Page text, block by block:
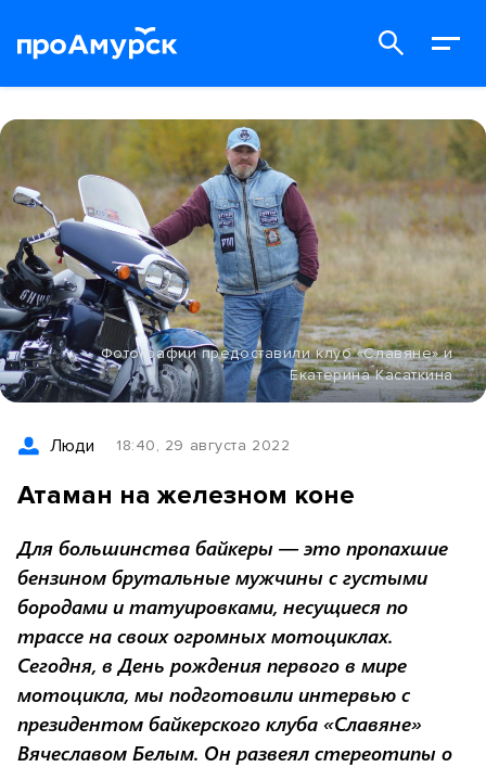
Фотографии предоставили клуб «Славяне» и
Екатерина Касаткина
Люди 18:40, 29 августа 2022
Атаман на железном коне
Для большинства байкеры — это пропахшие
бензином брутальные мужчины с густыми
бородами и татуировками, несущиеся по
трассе на своих огромных мотоциклах.
Сегодня, в День рождения первого в мире
мотоцикла, мы подготовили интервью с
президентом байкерского клуба «Славяне»
Вячеславом Белым. Он развеял стереотипы о